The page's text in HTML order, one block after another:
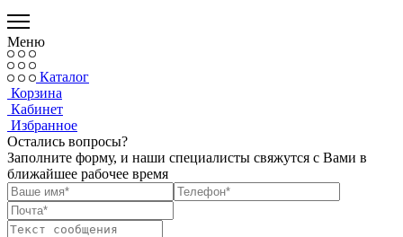
Меню
Каталог
Корзина
Кабинет
Избранное
Остались вопросы?
Заполните форму, и наши специалисты свяжутся с Вами в
ближайшее рабочее время